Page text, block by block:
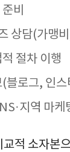
비
상담(가맹
절차 이행
블로그, 인스
지역 마케
적 소자본